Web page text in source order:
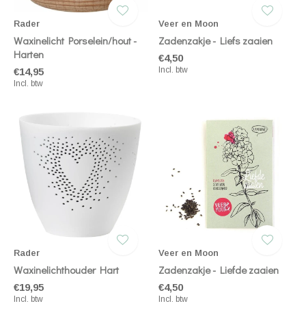
Rader
Waxinelicht Porselein/hout -
Harten
€14,95
Incl. btw
Veer en Moon
Zadenzakje - Liefs zaaien
€4,50
Incl. btw
Rader
Waxinelichthouder Hart
€19,95
Incl. btw
Veer en Moon
Zadenzakje - Liefde zaaien
€4,50
Incl. btw